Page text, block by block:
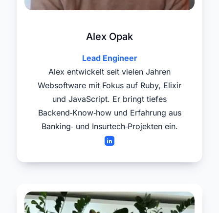
Alex Opak
Lead Engineer
Alex entwickelt seit vielen Jahren
Websoftware mit Fokus auf Ruby, Elixir
und JavaScript. Er bringt tiefes
Backend‑Know‑how und Erfahrung aus
Banking‑ und Insurtech‑Projekten ein.